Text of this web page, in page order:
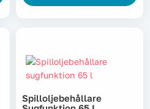
Spilloljebehållare